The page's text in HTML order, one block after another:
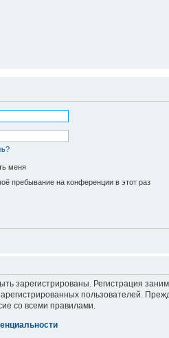
меня
пребывание на конференции в этот раз
зарегистрированы. Регистрация
пользователей.
со всеми правилами.